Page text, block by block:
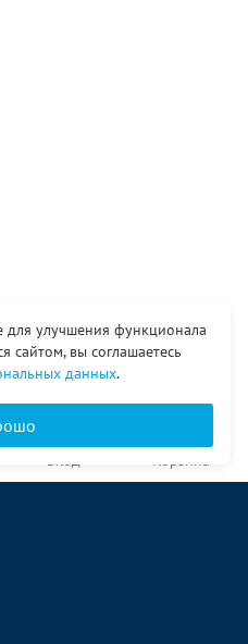
для улучшения функционала
сайтом, вы соглашаетесь
данных.